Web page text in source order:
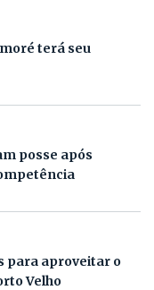
terá seu
posse após
para aproveitar o
Velho